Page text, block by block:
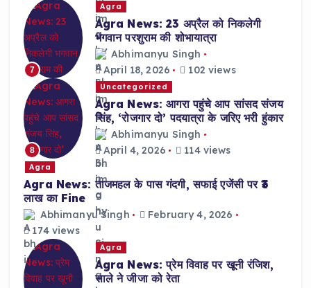
7
Agra
Agra News: 23 अप्रैल को निकलेगी
भगवान परशुराम की शोभायात्रा
Abhimanyu Singh
April 18, 2026
102 views
8
Uncategorized
Agra News: आगरा पहुंचे आप सांसद संजय
सिंह, ‘रोजगार दो’ पदयात्रा के जरिए भरी हुंकार
Abhimanyu Singh
April 4, 2026
114 views
Agra
Agra News: ताजमहल के पास गंदगी, सफाई एजेंसी पर ₹3
लाख का Fine
Abhimanyu Singh
February 4, 2026
174 views
Agra
Agra News: प्रेम विवाह पर खूनी रंजिश,
साले ने जीजा को रेता